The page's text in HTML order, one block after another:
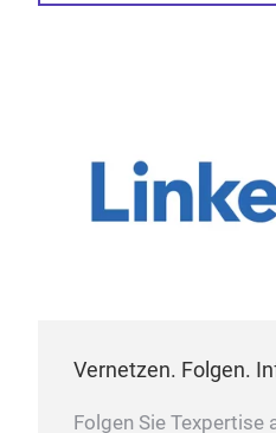
Vernetzen. Folgen.
Folgen Sie Texpertise